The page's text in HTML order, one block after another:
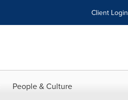
Client Login
People & Culture